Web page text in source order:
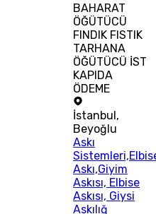
BAHARAT
ÖĞÜTÜCÜ
FINDIK FISTIK
TARHANA
ÖĞÜTÜCÜ İST
KAPIDA
ÖDEME
İstanbul,
Beyoğlu
Askı
Askı,Giyim
Askısı, Elbise
Askısı, Giysi
Askılığ